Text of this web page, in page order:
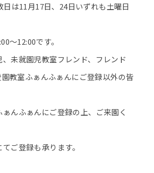
日は11月17日、24日いずれも土曜日
～12:00です。
未就園児教室フレンド、フレンド
教室ふぁんふぁんにご登録以外の皆
んふぁんにご登録の上、ご来園く
ご登録も承ります。